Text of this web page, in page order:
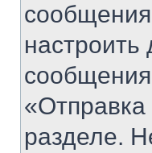
разделе.